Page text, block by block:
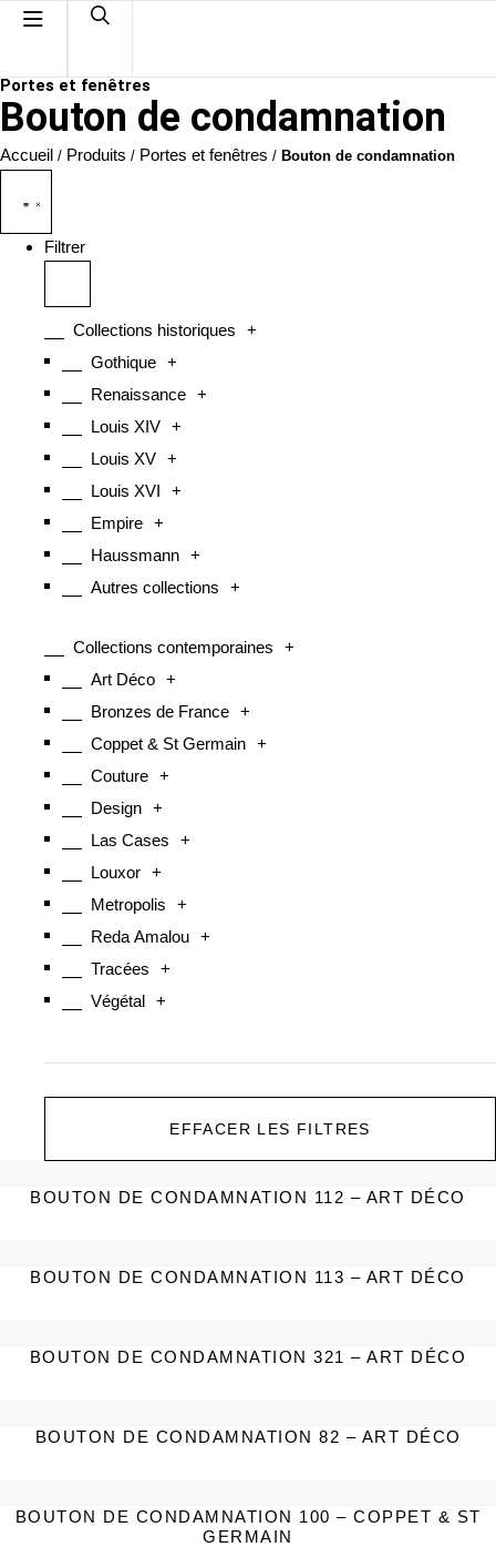
Portes et fenêtres
Bouton de condamnation
Accueil / Produits / Portes et fenêtres / Bouton de condamnation
Filtrer
Collections historiques
+
Gothique
+
Renaissance
+
Louis XIV
+
Louis XV
+
Louis XVI
+
Empire
+
Haussmann
+
Autres collections
+
Collections contemporaines
+
Art Déco
+
Bronzes de France
+
Coppet & St Germain
+
Couture
+
Design
+
Las Cases
+
Louxor
+
Metropolis
+
Reda Amalou
+
Tracées
+
Végétal
+
EFFACER LES FILTRES
BOUTON DE CONDAMNATION 112 – ART DÉCO
BOUTON DE CONDAMNATION 113 – ART DÉCO
BOUTON DE CONDAMNATION 321 – ART DÉCO
BOUTON DE CONDAMNATION 82 – ART DÉCO
BOUTON DE CONDAMNATION 100 – COPPET & ST
GERMAIN